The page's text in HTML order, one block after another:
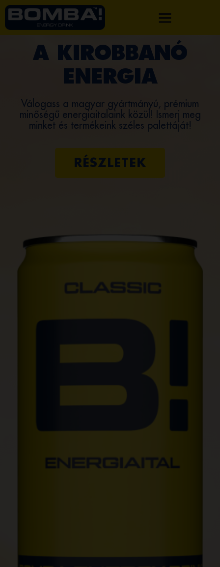
A KIROBBANÓ
ENERGIA
Válogass a magyar gyártmányú, prémium
minőségű energiaitalaink közül! Ismerj meg
minket és termékeink széles palettáját!
RÉSZLETEK